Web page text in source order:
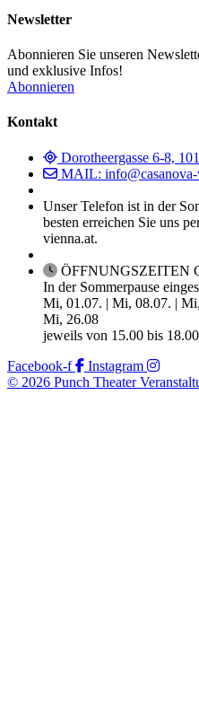
Newsletter
Abonnieren Sie unseren
und exklusive Infos!
Abonnieren
Kontakt
Dorotheergasse 6-8,
MAIL: info@casanova-
Unser Telefon ist in der
besten erreichen Sie uns
vienna.at.
ÖFFNUNGSZEITEN
In der Sommerpause
Mi, 01.07. | Mi, 08.07. |
Mi, 26.08
jeweils von 15.00 bis
Facebook-f
Instagram
© 2026 Punch Theater